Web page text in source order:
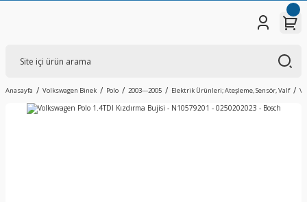
Anasayfa Volkswagen Binek Polo 2003---2005 Elektrik Ürünleri; Ateşleme, Sensör, Valf